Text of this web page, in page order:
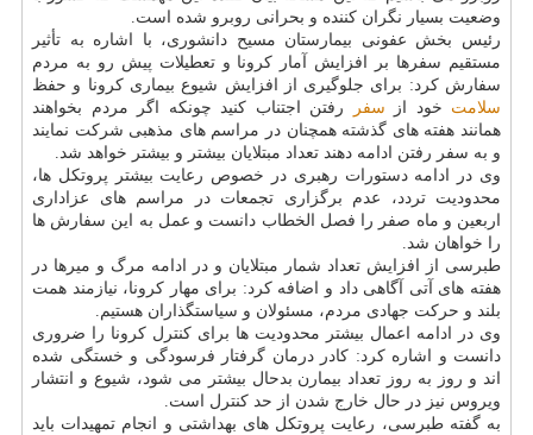
وضعیت بسیار نگران کننده و بحرانی روبرو شده است.
رئیس بخش عفونی بیمارستان مسیح دانشوری، با اشاره به تأثیر
مستقیم سفرها بر افزایش آمار کرونا و تعطیلات پیش رو به مردم
سفارش کرد: برای جلوگیری از افزایش شیوع بیماری کرونا و حفظ
سلامت خود از سفر
رفتن اجتناب کنید چونکه اگر مردم بخواهند
همانند هفته های گذشته همچنان در مراسم های مذهبی شرکت نمایند
و به سفر رفتن ادامه دهند تعداد مبتلایان بیشتر و بیشتر خواهد شد.
وی در ادامه دستورات رهبری در خصوص رعایت بیشتر پروتکل ها،
محدودیت تردد، عدم برگزاری تجمعات در مراسم های عزاداری
اربعین و ماه صفر را فصل الخطاب دانست و عمل به این سفارش ها
را خواهان شد.
طبرسی از افزایش تعداد شمار مبتلایان و در ادامه مرگ و میرها در
هفته های آتی آگاهی داد و اضافه کرد: برای مهار کرونا، نیازمند همت
بلند و حرکت جهادی مردم، مسئولان و سیاستگذاران هستیم.
وی در ادامه اعمال بیشتر محدودیت ها برای کنترل کرونا را ضروری
دانست و اشاره کرد: کادر درمان گرفتار فرسودگی و خستگی شده
اند و روز به روز تعداد بیمارن بدحال بیشتر می شود، شیوع و انتشار
ویروس نیز در حال خارج شدن از حد کنترل است.
به گفته طبرسی، رعایت پروتکل های بهداشتی و انجام تمهیدات باید